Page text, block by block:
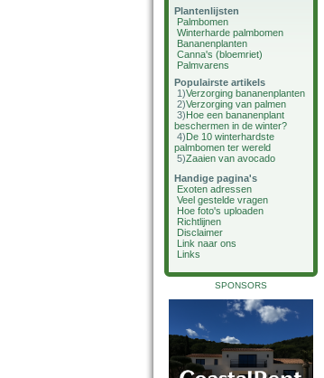
Plantenlijsten
Palmbomen
Winterharde palmbomen
Bananenplanten
Canna's (bloemriet)
Palmvarens
Populairste artikels
1)Verzorging bananenplanten
2)Verzorging van palmen
3)Hoe een bananenplant
beschermen in de winter?
4)De 10 winterhardste
palmbomen ter wereld
5)Zaaien van avocado
Handige pagina's
Exoten adressen
Veel gestelde vragen
Hoe foto's uploaden
Richtlijnen
Disclaimer
Link naar ons
Links
SPONSORS